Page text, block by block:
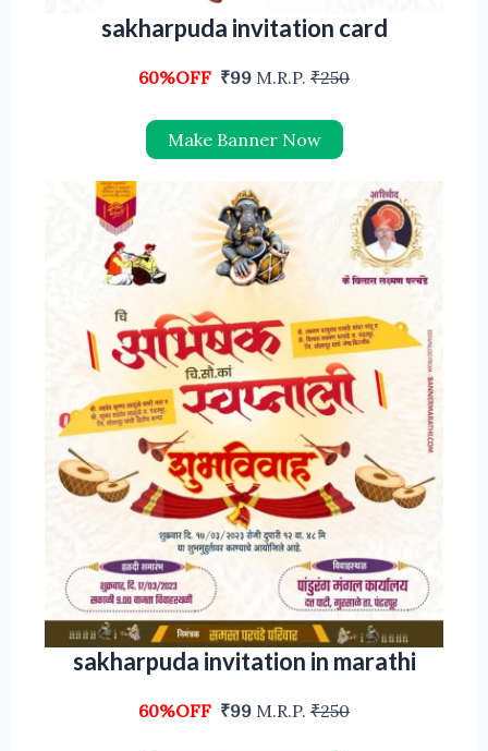
sakharpuda invitation card
60%OFF ₹99 M.R.P. ₹250
Make Banner Now
sakharpuda invitation in marathi
60%OFF ₹99 M.R.P. ₹250